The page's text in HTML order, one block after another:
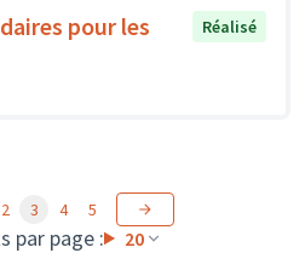
pour les
Réalisé
par page : 20
2 3 4 5